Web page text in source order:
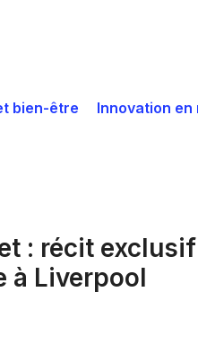
bien-être Innovation en
: récit
à Liverpool